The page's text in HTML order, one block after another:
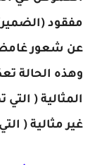
مفقود
عن شعور
وهذه الحالة
المثالية (
غير مثالية (